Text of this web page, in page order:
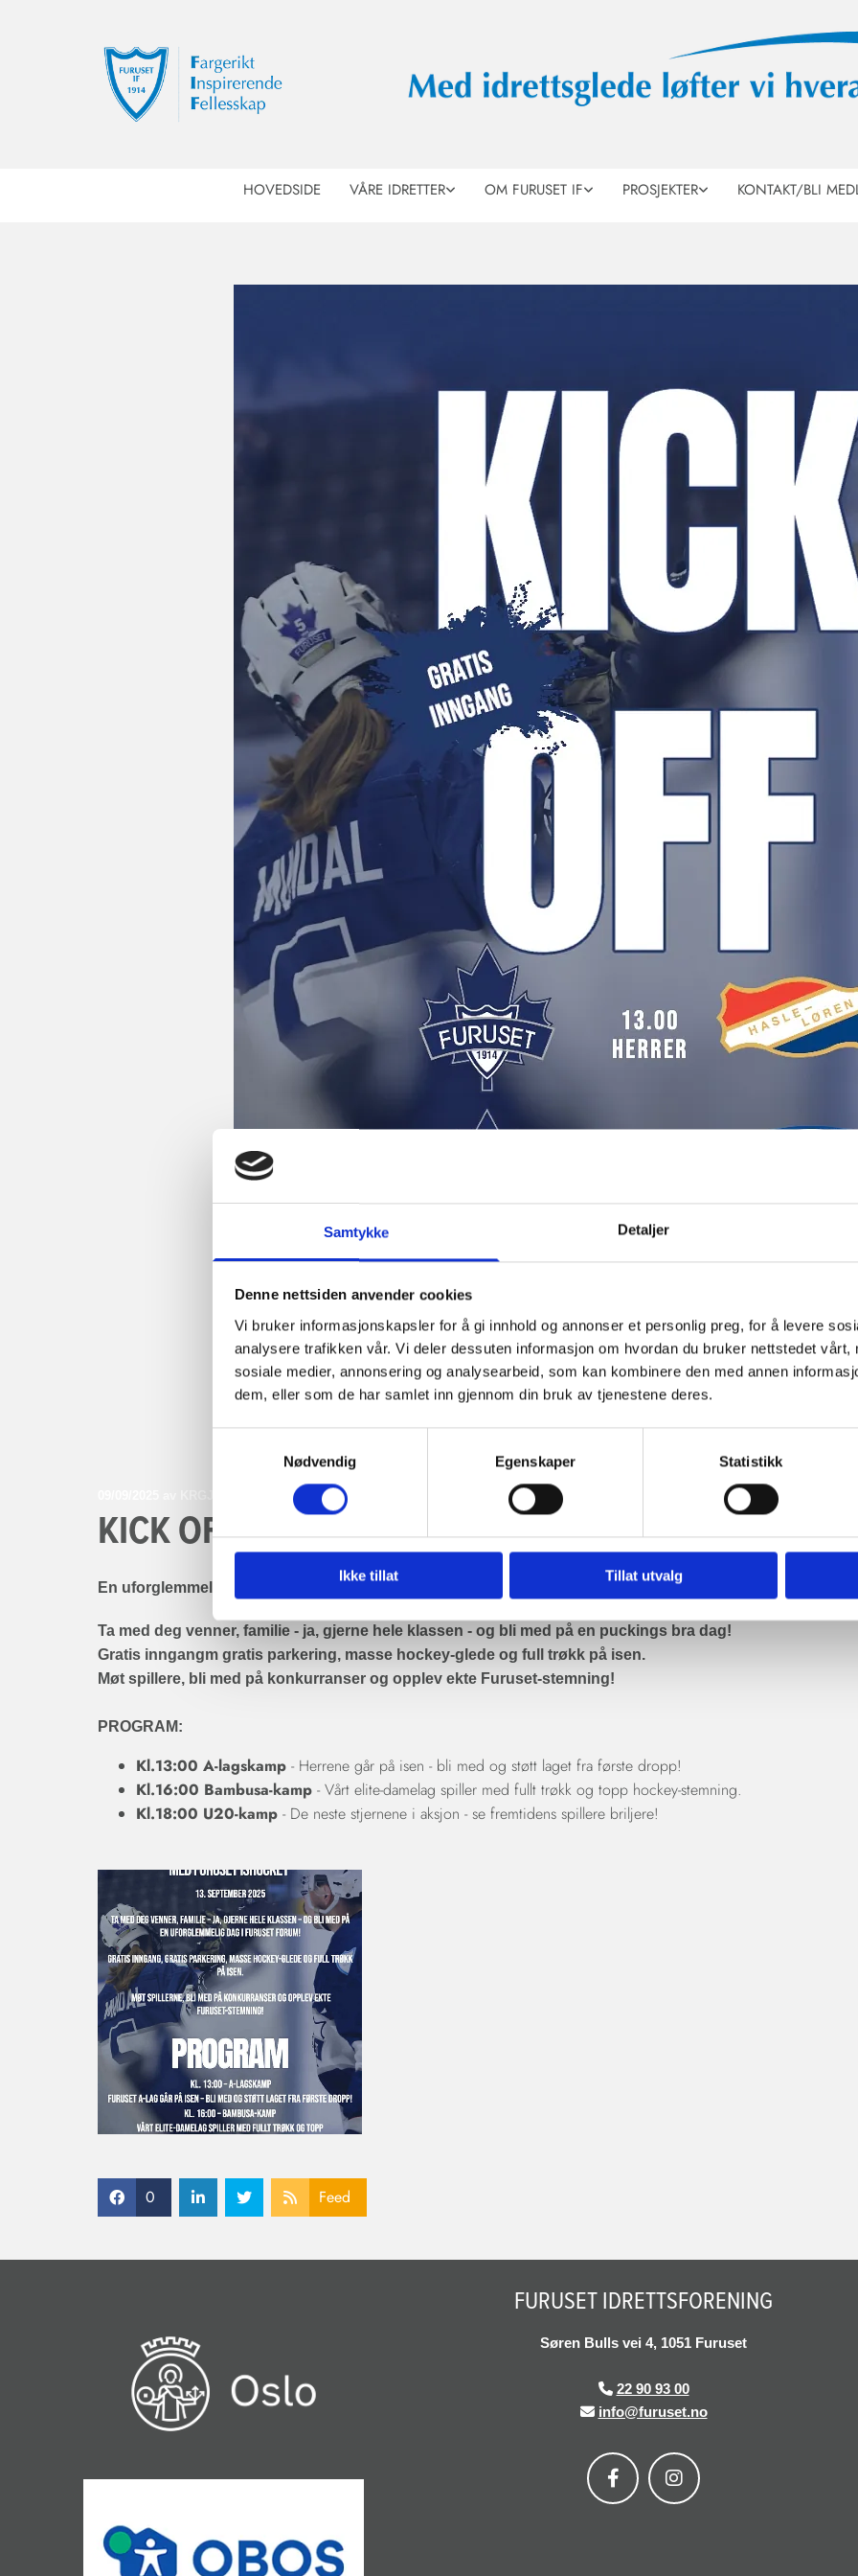
Samtykke Detaljer
Denne nettsiden anvender cookies
Vi bruker informasjonskapsler for å gi innhold og annonser et personlig preg, for å levere
analysere trafikken vår. Vi deler dessuten informasjon om hvordan du bruker nettstedet vårt,
sosiale medier, annonsering og analysearbeid, som kan kombinere den med annen
dem, eller som de har samlet inn gjennom din bruk av tjenestene deres.
Nødvendig
Egenskaper Statistikk
Ikke tillat Tillat utvalg
HOVEDSIDE VÅRE IDRETTER OM FURUSET IF PROSJEKTER KONTAKT/BLI
KICK OFF 13. SEPTEMBER
En uforglemmelig dag i Furuset Forum!
Ta med deg venner, familie - ja, gjerne hele klassen - og bli med på en puckings bra dag!
Gratis inngangm gratis parkering, masse hockey-glede og full trøkk på isen.
Møt spillere, bli med på konkurranser og opplev ekte Furuset-stemning!
PROGRAM:
Kl.13:00 A-lagskamp - Herrene går på isen - bli med og støtt laget fra første dropp!
Kl.16:00 Bambusa-kamp - Vårt elite-damelag spiller med fullt trøkk og topp hockey-stemning.
Kl.18:00 U20-kamp - De neste stjernene i aksjon - se fremtidens spillere briljere!
0 Feed
FURUSET IDRETTSFORENING
Søren Bulls vei 4, 1051 Furuset
 22 90 93 00
 info@furuset.no